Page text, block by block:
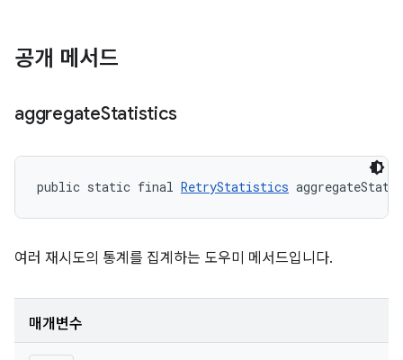
공개 메서드
aggregateStatistics
public static final RetryStatistics
여러 재시도의 통계를 집계하는 도우미 메서드입니다.
매개변수